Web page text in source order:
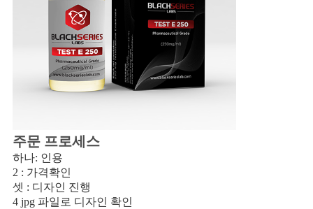
주문 프로세스
하나: 인용
2 : 가격확인
셋 : 디자인 진행
4 jpg 파일로 디자인 확인